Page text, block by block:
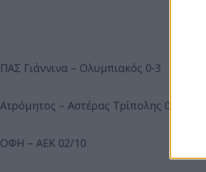
ΠΑΣ Γιάννινα – Ολυμπιακός 0-3
Ατρόμητος – Αστέρας Τρίπολης 02/10
ΟΦΗ – ΑΕΚ 02/10